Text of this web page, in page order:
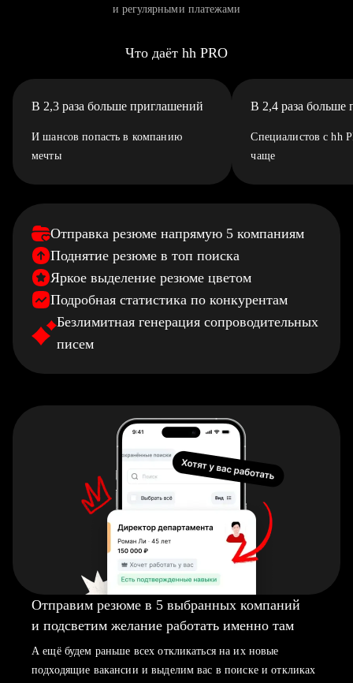
и регулярными платежами
Что даёт hh PRO
В 2,3 раза больше приглашений
И шансов попасть в компанию
мечты
В 2,4 раза больше
Специалистов с hh
чаще
Отправка резюме напрямую 5 компаниям
Поднятие резюме в топ поиска
Яркое выделение резюме цветом
Подробная статистика по конкурентам
Безлимитная генерация сопроводительных
писем
Отправим резюме в 5 выбранных компаний
и подсветим желание работать именно там
А ещё будем раньше всех откликаться на их новые
подходящие вакансии и выделим вас в поиске и откликах